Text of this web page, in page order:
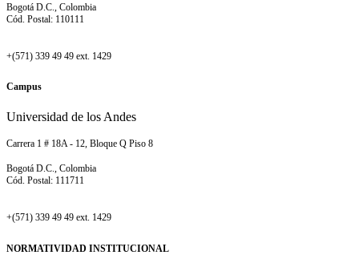
Bogotá D.C., Colombia
Cód. Postal: 110111
+(571) 339 49 49 ext. 1429
Campus
Universidad de los Andes
Carrera 1 # 18A - 12, Bloque Q Piso 8
Bogotá D.C., Colombia
Cód. Postal: 111711
+(571) 339 49 49 ext. 1429
NORMATIVIDAD INSTITUCIONAL